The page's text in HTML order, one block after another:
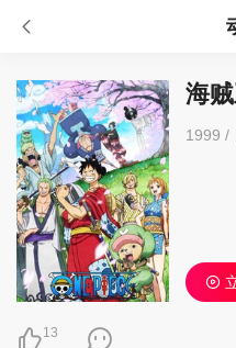
海
1999 /
13